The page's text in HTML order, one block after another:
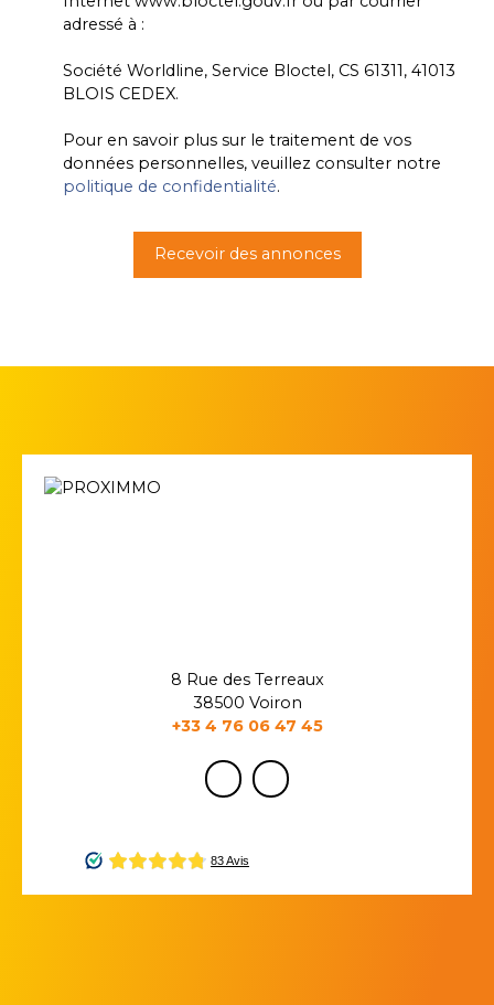
adressé à :
Société Worldline, Service Bloctel, CS 61311, 41013
BLOIS CEDEX.
Pour en savoir plus sur le traitement de vos
données personnelles, veuillez consulter notre
politique de confidentialité.
Recevoir des annonces
8 Rue des Terreaux
38500 Voiron
+33 4 76 06 47 45